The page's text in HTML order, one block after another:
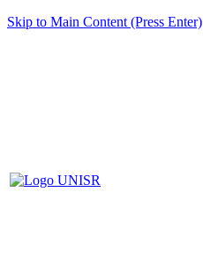
Skip to Main Content (Press Enter)